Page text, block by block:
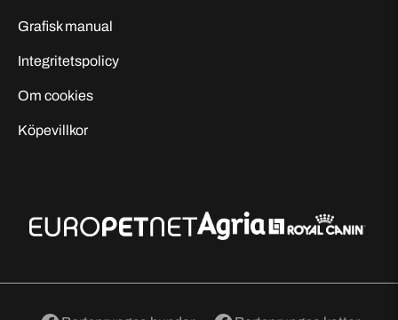
Grafisk manual
Integritetspolicy
Om cookies
Köpevillkor